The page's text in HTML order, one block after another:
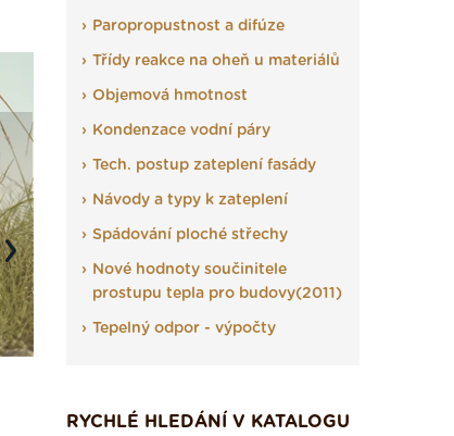
Seriál: Fasády ETICS a
vše podstatné v kostce ›
Vyberte si izolaci a pak
Next
Paropropustnost a difúze
Třídy reakce na oheň u materiálů
Objemová hmotnost
Kondenzace vodní páry
Tech. postup zateplení fasády
Návody a typy k zateplení
Spádování ploché střechy
Nové hodnoty součinitele
prostupu tepla pro budovy(2011)
Tepelný odpor - výpočty
RYCHLÉ HLEDÁNÍ V KATALOGU